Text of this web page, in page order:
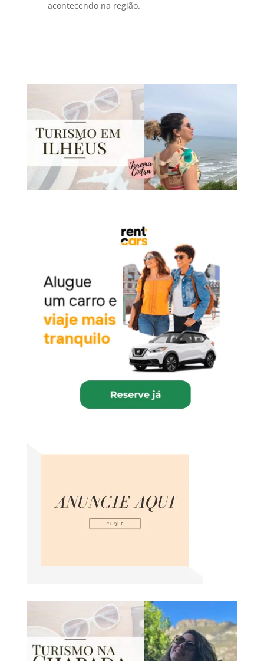
acontecendo na região.